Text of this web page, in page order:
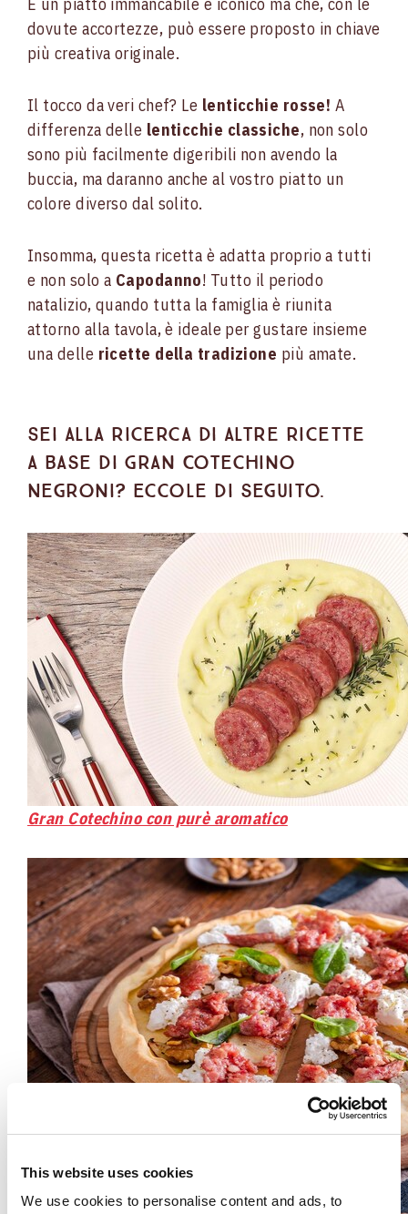
This website uses cookies
We use cookies to personalise content and ads, to
dovute accortezze, può essere proposto in chiave
più creativa originale.
Il tocco da veri chef? Le lenticchie rosse! A
differenza delle lenticchie classiche, non solo
sono più facilmente digeribili non avendo la
buccia, ma daranno anche al vostro piatto un
colore diverso dal solito.
Insomma, questa ricetta è adatta proprio a tutti
e non solo a Capodanno! Tutto il periodo
natalizio, quando tutta la famiglia è riunita
attorno alla tavola, è ideale per gustare insieme
una delle ricette della tradizione più amate.
Sei alla ricerca di altre ricette
a base di Gran Cotechino
Negroni? Eccole di seguito.
Gran Cotechino con purè aromatico